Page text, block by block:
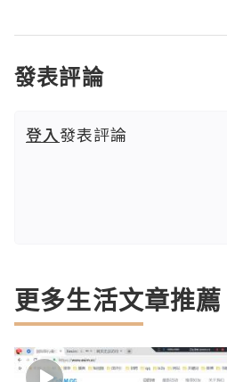
發表評論
登入發表評論
更多生活文章推薦